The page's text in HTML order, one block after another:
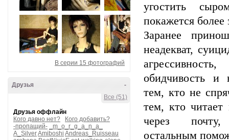
В серии 15 фотографий
-
Друзья
Все (51)
Друзья оффлайн
Кого давно нет?
Кого добавить?
-пропащий-
_m_o_r_g_a_n_a_
A_SilverAmiboshi Andreas_Ruisseau
угостить
покажется
Заранее
неадекват,
обидчивость и
тем, кто не
тем, кто
через
остальным